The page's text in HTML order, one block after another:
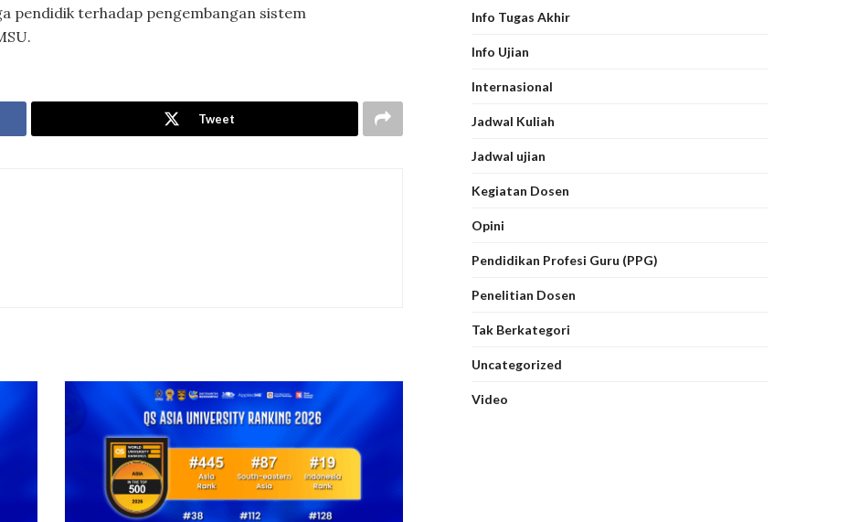
pendidik terhadap pengembangan sistem
Tweet
Info Tugas Akhir
Info Ujian
Internasional
Jadwal Kuliah
Jadwal ujian
Kegiatan Dosen
Opini
Pendidikan Profesi Guru (PPG)
Penelitian Dosen
Tak Berkategori
Uncategorized
Video